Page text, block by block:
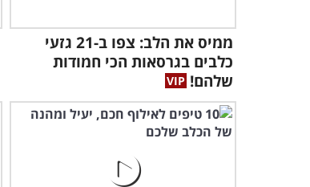
ממיס את הלב: צפו ב-21 גזעי
כלבים בגרסאות הכי חמודות
שלהם!